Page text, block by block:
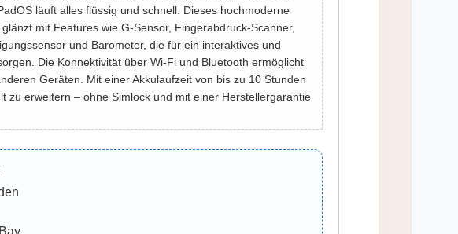
läuft alles flüssig und schnell. Dieses hochmoderne
mit Features wie G-Sensor, Fingerabdruck-Scanner,
und Barometer, die für ein interaktives und
Die Konnektivität über Wi-Fi und Bluetooth ermöglicht
Geräten. Mit einer Akkulaufzeit von bis zu 10 Stunden
zu erweitern – ohne Simlock und mit einer Herstellergarantie